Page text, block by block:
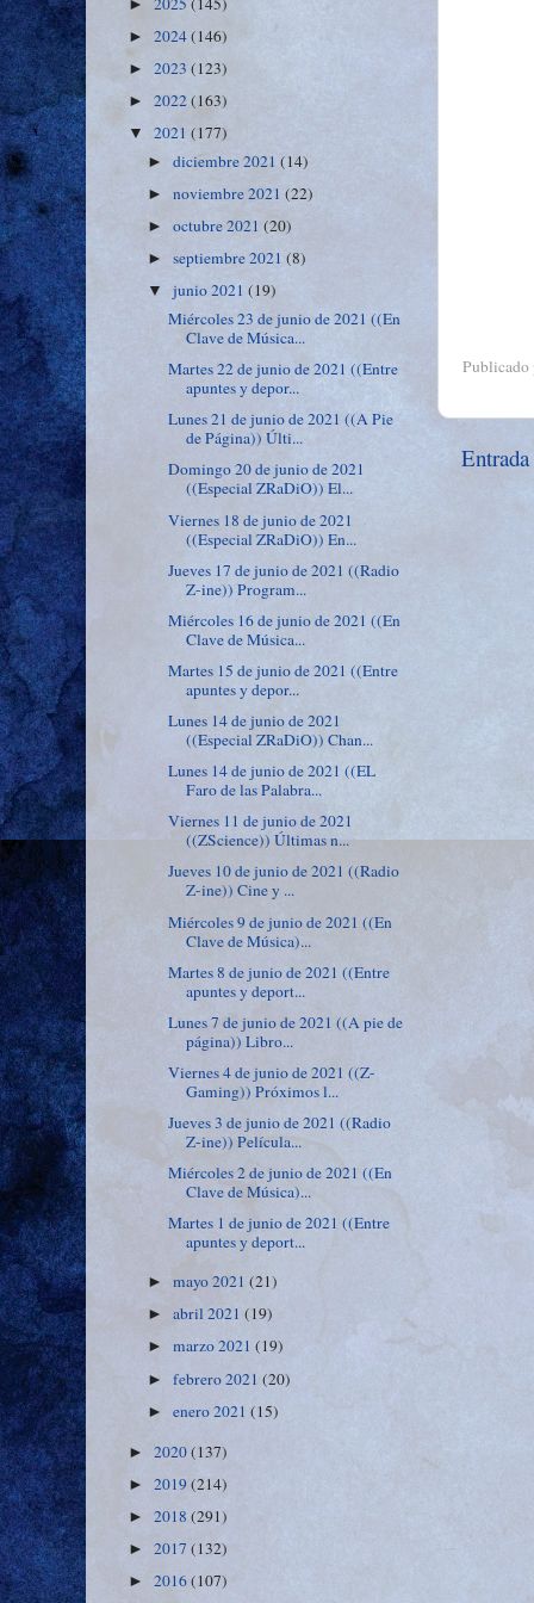
►
► 2024(146)
► 2023 (123)
► 2022(163)
▼ 2021 (177)
►diciembre 2021(14)
►noviembre 2021(22)
►octubre 2021(20)
►septiembre 2021(8)
▼junio 2021(19)
Miércoles 23 de junio de 2021 ((En
Clave de Música...
Martes 22 de junio de 2021 ((Entre
apuntes y depor...
Lunes 21 de junio de 2021 ((A Pie
de Página)) Últi...
Domingo 20 de junio de 2021
((Especial ZRaDiO)) El...
Viernes 18 de junio de 2021
((Especial ZRaDiO)) En...
Jueves 17 de junio de 2021 ((Radio
Z-ine)) Program...
Miércoles 16 de junio de 2021 ((En
Clave de Música...
Martes 15 de junio de 2021 ((Entre
apuntes y depor...
Lunes 14 de junio de 2021
((Especial ZRaDiO)) Chan...
Lunes 14 de junio de 2021 ((EL
Faro de las Palabra...
Viernes 11 de junio de 2021
((ZScience)) Últimas n...
Jueves 10 de junio de 2021 ((Radio
Z-ine)) Cine y ...
Miércoles 9 de junio de 2021 ((En
Clave de Música)...
Martes 8 de junio de 2021 ((Entre
apuntes y deport...
Lunes 7 de junio de 2021 ((A pie de
página)) Libro...
Viernes 4 de junio de 2021 ((Z-
Gaming)) Próximos l...
Jueves 3 de junio de 2021 ((Radio
Z-ine)) Película...
Miércoles 2 de junio de 2021 ((En
Clave de Música)...
Martes 1 de junio de 2021 ((Entre
apuntes y deport...
►mayo 2021(21)
►abril 2021(19)
►marzo 2021(19)
►febrero 2021(20)
►enero 2021(15)
► 2020(137)
► 2019(214)
► 2018 (291)
► 2017 (132)
► 2016(107)